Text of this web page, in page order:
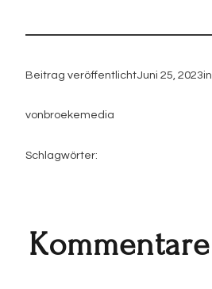
Beitrag veröffentlichtJuni 25, 2023in
von broekemedia
Schlagwörter:
Kommentare